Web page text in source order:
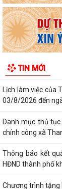
TIN MỚI
Thông báo kết
HĐND thành phố
Chương trình tặng
2026-2031
Đảng ủy xã
Mạc Đình Tường
Khai mạc Lớp bồi
bộ Hội cơ sở
Quy định mới về
thôn, tổ dân phố